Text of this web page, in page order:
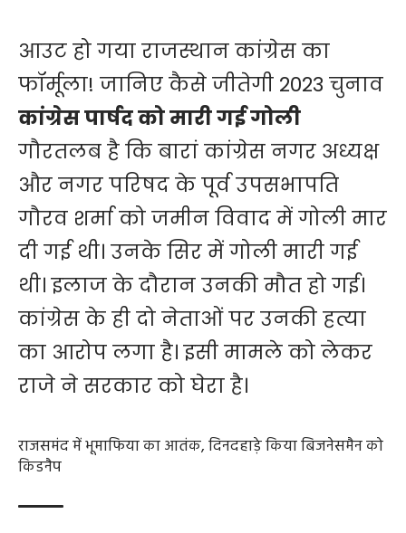
आउट हो गया राजस्थान कांग्रेस का
फॉर्मूला! जानिए कैसे जीतेगी 2023 चुनाव
कांग्रेस पार्षद को मारी गई गोली
गौरतलब है कि बारां कांग्रेस नगर अध्यक्ष
और नगर परिषद के पूर्व उपसभापति
गौरव शर्मा को जमीन विवाद में गोली मार
दी गई थी। उनके सिर में गोली मारी गई
थी। इलाज के दौरान उनकी मौत हो गई।
कांग्रेस के ही दो नेताओं पर उनकी हत्या
का आरोप लगा है। इसी मामले को लेकर
राजे ने सरकार को घेरा है।
राजसमंद में भू​माफिया का आतंक, दिनदहाड़े किया बिजनेसमैन को
किडनैप